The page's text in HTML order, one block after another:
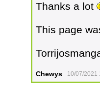
Thanks a lot
This page
Chewys 10/07/2021